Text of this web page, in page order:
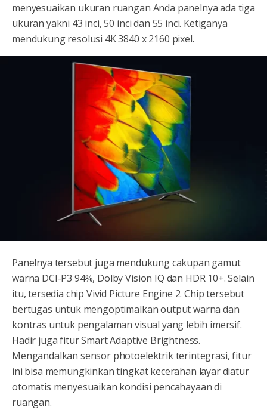
menyesuaikan ukuran ruangan Anda panelnya ada tiga
ukuran yakni 43 inci, 50 inci dan 55 inci. Ketiganya
mendukung resolusi 4K 3840 x 2160 pixel.
Panelnya tersebut juga mendukung cakupan gamut
warna DCI-P3 94%, Dolby Vision IQ dan HDR 10+. Selain
itu, tersedia chip Vivid Picture Engine 2. Chip tersebut
bertugas untuk mengoptimalkan output warna dan
kontras untuk pengalaman visual yang lebih imersif.
Hadir juga fitur Smart Adaptive Brightness.
Mengandalkan sensor photoelektrik terintegrasi, fitur
ini bisa memungkinkan tingkat kecerahan layar diatur
otomatis menyesuaikan kondisi pencahayaan di
ruangan.